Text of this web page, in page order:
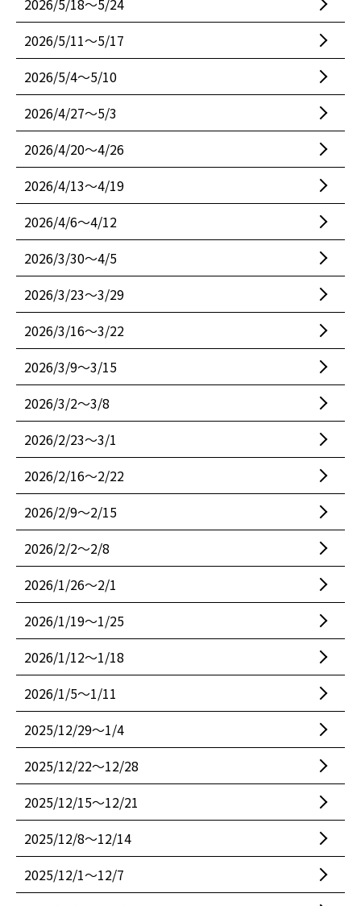
2026/5/18〜5/24
2026/5/11〜5/17
2026/5/4〜5/10
2026/4/27〜5/3
2026/4/20〜4/26
2026/4/13〜4/19
2026/4/6〜4/12
2026/3/30〜4/5
2026/3/23〜3/29
2026/3/16〜3/22
2026/3/9〜3/15
2026/3/2〜3/8
2026/2/23〜3/1
2026/2/16〜2/22
2026/2/9〜2/15
2026/2/2〜2/8
2026/1/26〜2/1
2026/1/19〜1/25
2026/1/12〜1/18
2026/1/5〜1/11
2025/12/29〜1/4
2025/12/22〜12/28
2025/12/15〜12/21
2025/12/8〜12/14
2025/12/1〜12/7